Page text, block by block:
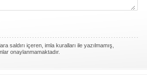
saldırı içeren, imla kuralları ile yazılmamış,
onaylanmamaktadır.